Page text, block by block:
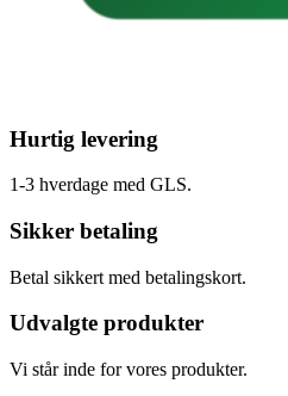
Hurtig levering
1-3 hverdage med GLS.
Sikker betaling
Betal sikkert med betalingskort.
Udvalgte produkter
Vi står inde for vores produkter.